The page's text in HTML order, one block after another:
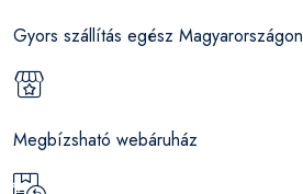
Gyors szállítás egész Magyarországon
Megbízsható webáruház